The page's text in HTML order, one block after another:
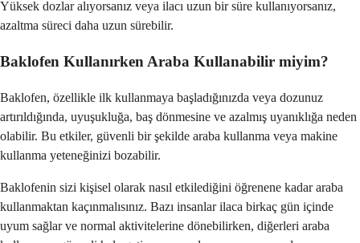
Yüksek dozlar alıyorsanız veya ilacı uzun bir süre kullanıyorsanız,
azaltma süreci daha uzun sürebilir.
Baklofen Kullanırken Araba Kullanabilir miyim?
Baklofen, özellikle ilk kullanmaya başladığınızda veya dozunuz
artırıldığında, uyuşukluğa, baş dönmesine ve azalmış uyanıklığa neden
olabilir. Bu etkiler, güvenli bir şekilde araba kullanma veya makine
kullanma yeteneğinizi bozabilir.
Baklofenin sizi kişisel olarak nasıl etkilediğini öğrenene kadar araba
kullanmaktan kaçınmalısınız. Bazı insanlar ilaca birkaç gün içinde
uyum sağlar ve normal aktivitelerine dönebilirken, diğerleri araba